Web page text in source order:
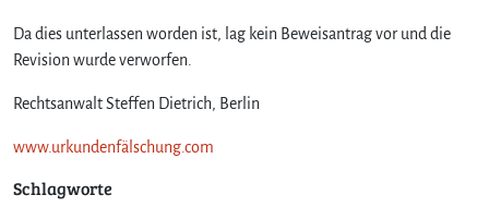
Da dies unterlassen worden ist, lag kein Beweisantrag vor und die
Revision wurde verworfen.
Rechtsanwalt Steffen Dietrich, Berlin
www.urkundenfälschung.com
Schlagworte